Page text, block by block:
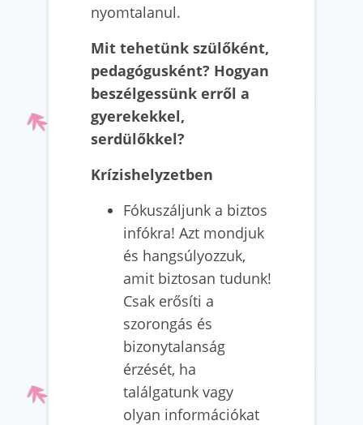
nyomtalanul.
Mit tehetünk szülőként,
pedagógusként? Hogyan
beszélgessünk erről a
gyerekekkel,
serdülőkkel?
Krízishelyzetben
Fókuszáljunk a biztos
infókra! Azt mondjuk
és hangsúlyozzuk,
amit biztosan tudunk!
Csak erősíti a
szorongás és
bizonytalanság
érzését, ha
találgatunk vagy
olyan információkat